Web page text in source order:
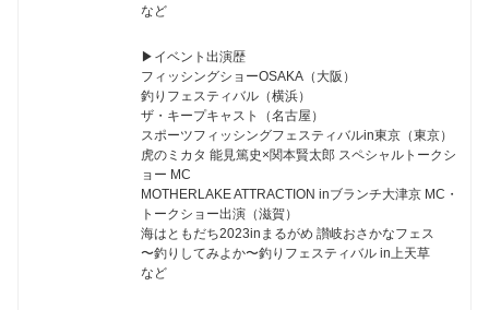
など
▶︎イベント出演歴
フィッシングショーOSAKA（大阪）
釣りフェスティバル（横浜）
ザ・キープキャスト（名古屋）
スポーツフィッシングフェスティバルin東京（東京）
虎のミカタ 能見篤史×関本賢太郎 スペシャルトークシ
ョー MC
MOTHERLAKE ATTRACTION inブランチ大津京 MC・
トークショー出演（滋賀）
海はともだち2023inまるがめ 讃岐おさかなフェス
〜釣りしてみよか〜釣りフェスティバル in上天草
など